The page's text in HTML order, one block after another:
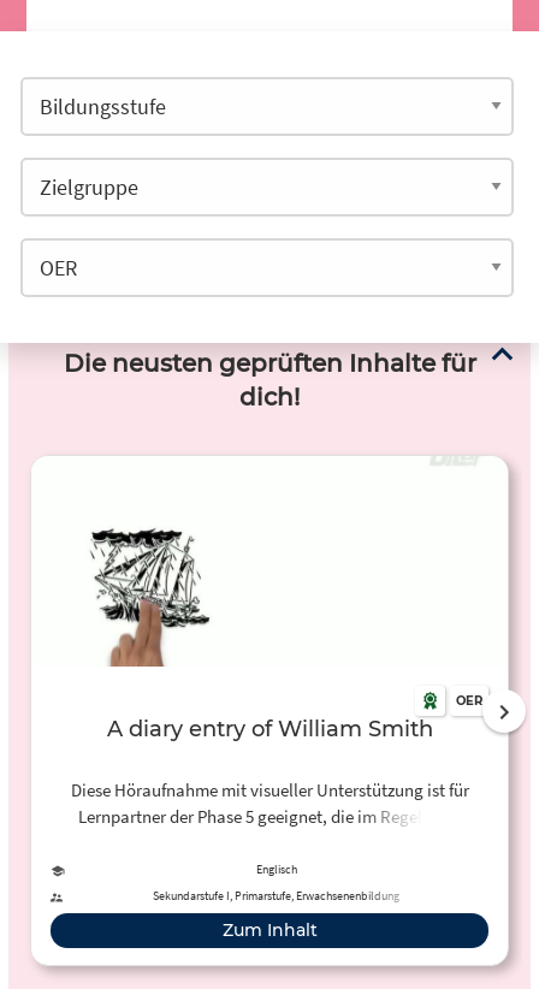
Die neusten geprüften Inhalte für
dich!
OER
A diary entry of William Smith
Diese Höraufnahme mit visueller Unterstützung ist für
Lernpartner der Phase 5 geeignet, die im Regel- und
Es handelt von der fiktiven Person William Smith, die 1885
auf der Cutty Sark gearbeitet hat. Passt zum
Themenbereich "Me and my family" oder "My surroundings
and my city".
Englisch
Sekundarstufe I, Primarstufe, Erwachsenenbildung
Zum Inhalt